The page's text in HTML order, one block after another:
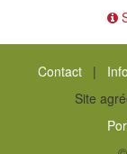
Contact|
Site